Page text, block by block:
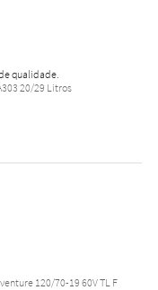
qualidade.
20/29 Litros
120/70-19 60V TL F